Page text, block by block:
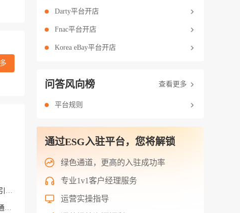
速卖通出单发货流程是怎样的?速卖通上传产品如何吸引客人眼球?
义乌速卖通卖家发货到俄罗斯需要注意哪些事项,速卖通俄罗斯线下发货有哪些
Darty平台开店
Fnac平台开店
Korea eBay平台开店
问答风向榜 查看更多
平台规则
通过ESG入驻平台，您将解锁
绿色通道，更高的入驻成功率
专业1v1客户经理服务
运营实操指导